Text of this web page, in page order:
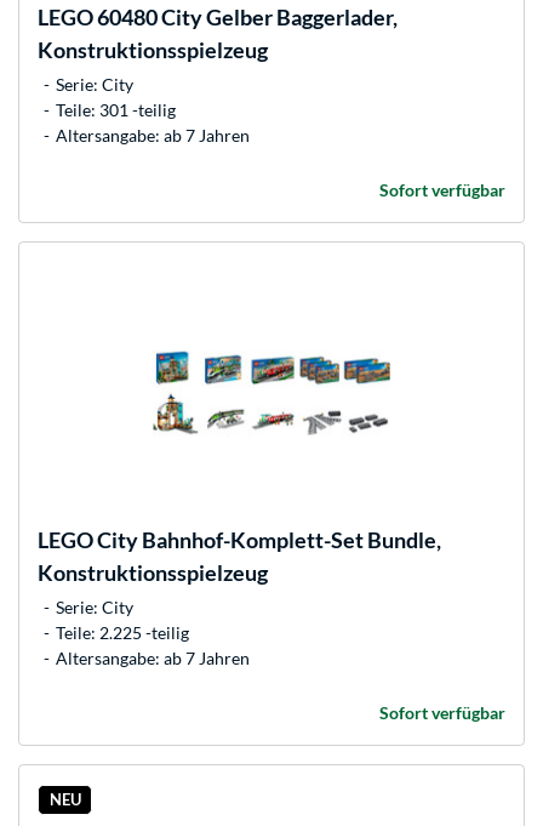
LEGO60480 City Gelber Baggerlader,
Konstruktionsspielzeug
Serie: City
Teile: 301 -teilig
Altersangabe: ab 7 Jahren
Sofort verfügbar
LEGOCity Bahnhof-Komplett-Set Bundle,
Konstruktionsspielzeug
Serie: City
Teile: 2.225 -teilig
Altersangabe: ab 7 Jahren
Sofort verfügbar
NEU